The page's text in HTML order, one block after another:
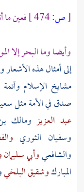
[ص:
فعين ما
وأيضا وما البحر إلا
إلى أمثال هذه الأشعار
مشايخ الإسلام
صدق في الأمة مثل
عبد العزيز ومالك
وسفيان الثوري
والشافعيوأبي سليمان
المباركوشقيق البلخي